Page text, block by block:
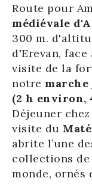
Route pour
médiévale
300 m.
d'Erevan,
visite de la
notre marche
(2 h environ,
Déjeuner
visite du
abrite l’une
collections
monde, ornés